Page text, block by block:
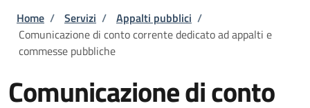
Briciole di pane
Home / Servizi / Appalti pubblici /
Comunicazione di conto corrente dedicato ad appalti e
commesse pubbliche
Comunicazione di conto